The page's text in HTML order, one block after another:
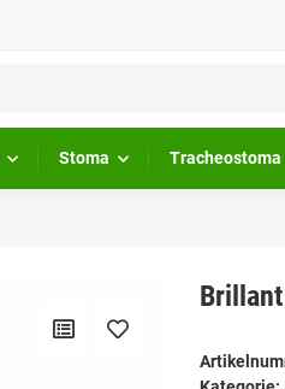
Stoma Tracheostoma